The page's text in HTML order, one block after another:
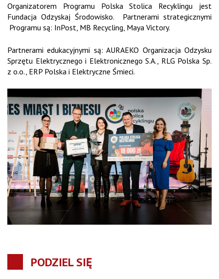
Organizatorem Programu Polska Stolica Recyklingu jest
Fundacja Odzyskaj Środowisko. Partnerami strategicznymi
Programu są: InPost, MB Recycling, Maya Victory.
Partnerami edukacyjnymi są: AURAEKO Organizacja Odzysku
Sprzętu Elektrycznego i Elektronicznego S.A., RLG Polska Sp.
z o.o., ERP Polska i Elektryczne Śmieci.
PODZIEL SIĘ